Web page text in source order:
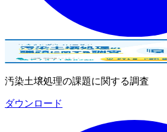
汚染土壌処理の課題に関する調査
ダウンロード